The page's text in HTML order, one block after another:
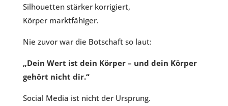
Silhouetten stärker korrigiert,
Körper marktfähiger.
Nie zuvor war die Botschaft so laut:
„Dein Wert ist dein Körper – und dein Körper
gehört nicht dir.“
Social Media ist nicht der Ursprung.